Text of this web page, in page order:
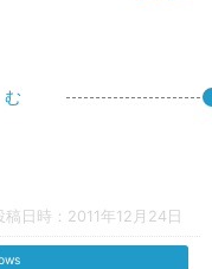
稿日時：2011年12月24日